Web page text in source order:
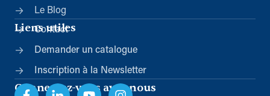
Le Blog
Liens utiles
Contact
Demander un catalogue
Inscription à la Newsletter
Connectez-vous avec nous